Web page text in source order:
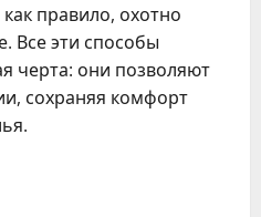
правило, охотно
Все эти способы
черта: они позволяют
сохраняя комфорт